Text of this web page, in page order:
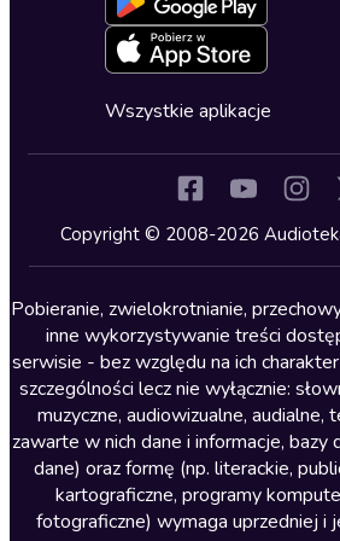
Kryminały
Lektury szkolne
Literatura anglojęzyczna
Literatura faktu
Literatura obyczajowa
Literatura piękna obca
Literatura piękna polska
Nagrania relaksacyjne
Deklaracja dostępności
Oferta dla firm i bibliotek
Zapowiedzi
Cykle audiobooków
Wszystkie aplikacje
Copyright © 2008-2026
Pobieranie, zwielokrotnianie,
inne wykorzystywanie treści
serwisie - bez względu na ich
szczególności lecz nie wyłącznie:
muzyczne, audiowizualne, audialne,
zawarte w nich dane i informacje, bazy
dane) oraz formę (np. literackie,
kartograficzne, programy
fotograficzne) wymaga uprzedniej i